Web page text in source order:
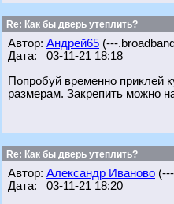
Re: Как бы дверь утеплить?
Автор: Андрей65 (---
Дата: 03-11-21 18:18
Попробуй временно приклей
размерам. Закрепить можно
Re: Как бы дверь утеплить?
Автор: Александр Иваново
Дата: 03-11-21 18:20